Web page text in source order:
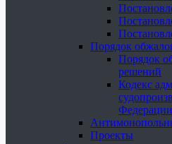
Порядок
Порядок
решений
Кодекс
Федерации
Проекты